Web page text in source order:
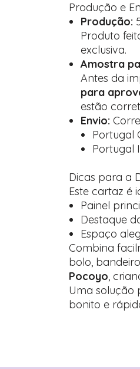
Produção e
Produção:
Produto
exclusiva.
Amostra
Antes da
para
estão
Envio:
Portugal
Portugal
Dicas para a
Este cartaz é
Painel
Destaque
Espaço
Combina
bolo,
Pocoyo,
Uma solução
bonito e